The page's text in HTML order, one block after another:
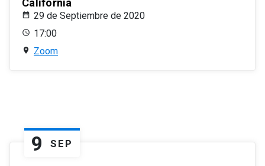
California
29 de Septiembre de 2020
17:00
Zoom
9 SEP